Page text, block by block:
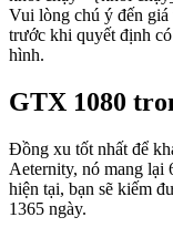
Vui lòng chú ý đến giá
trước khi quyết định
hình.
GTX 1080
Đồng xu tốt nhất để
Aeternity, nó mang lại
hiện tại, bạn sẽ kiếm
1365 ngày.